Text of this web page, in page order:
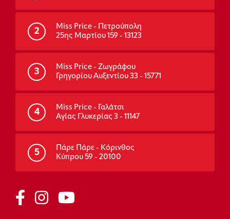
2
Miss Price - Πετρούπολη
25ης Μαρτίου 159 - 13123
3
Miss Price - Ζωγράφου
Γρηγορίου Αυξεντίου 33 - 15771
4
Miss Price - Γαλάτσι
Αγίας Γλυκερίας 3 - 11147
5
Πάρε Πάρε - Κόρινθος
Κύπρου 59 - 20100